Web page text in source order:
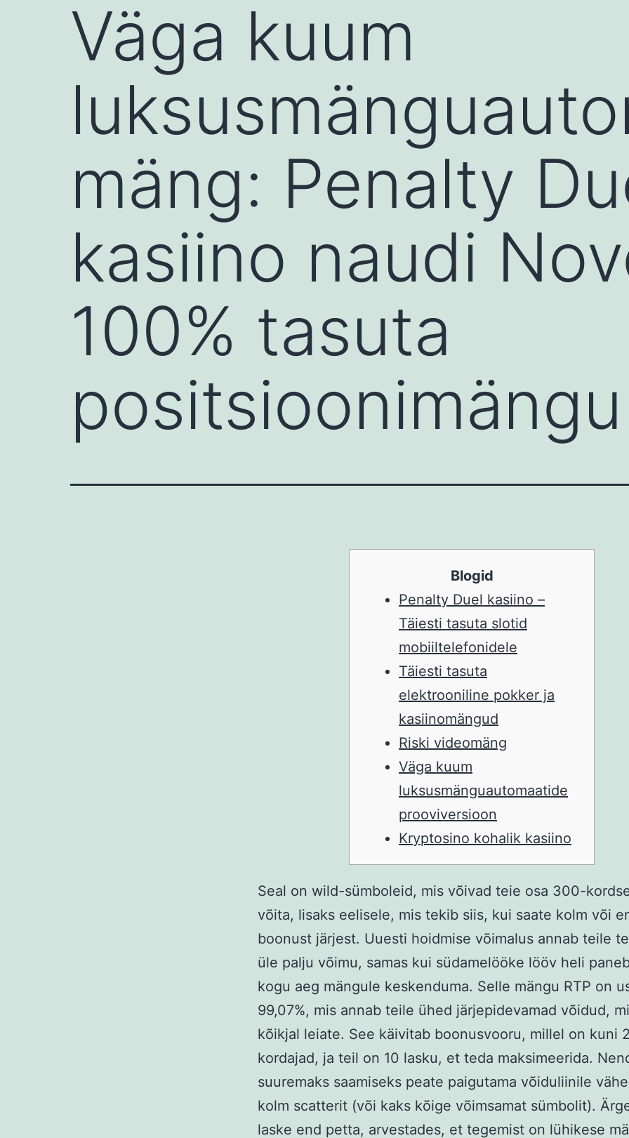
Väga kuum
mäng: Penalty
kasiino naudi
100% tasuta
positsioonimängu
Blogid
Penalty Duel kasiino –
Täiesti tasuta slotid
mobiiltelefonidele
Täiesti tasuta
elektrooniline pokker ja
kasiinomängud
Riski videomäng
Väga kuum
luksusmänguautomaatide
prooviversioon
Kryptosino kohalik kasiino
Seal on wild-sümboleid, mis võivad teie osa 300-
võita, lisaks eelisele, mis tekib siis, kui saate kolm või
boonust järjest. Uuesti hoidmise võimalus annab teile
üle palju võimu, samas kui südamelööke lööv heli
kogu aeg mängule keskenduma. Selle mängu RTP on
99,07%, mis annab teile ühed järjepidevamad võidud,
kõikjal leiate. See käivitab boonusvooru, millel on kuni
kordajad, ja teil on 10 lasku, et teda maksimeerida.
suuremaks saamiseks peate paigutama võiduliinile
kolm scatterit (või kaks kõige võimsamat sümbolit).
laske end petta, arvestades, et tegemist on lühikese